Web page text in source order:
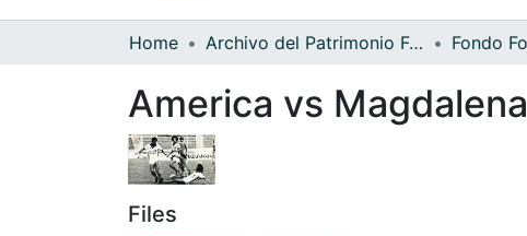
Home Archivo del Patrimonio Fotográfico y Fílmico del Valle del Cauca
America vs Magdalena
Files